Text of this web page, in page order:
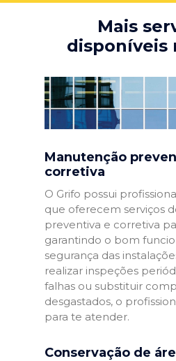
Mais
disponíveis
Manutenção
corretiva
O Grifo possui
que oferecem serviços
preventiva e corretiva
garantindo o bom
segurança das
realizar inspeções
falhas ou substituir
desgastados, o
para te atender.
Conservação de